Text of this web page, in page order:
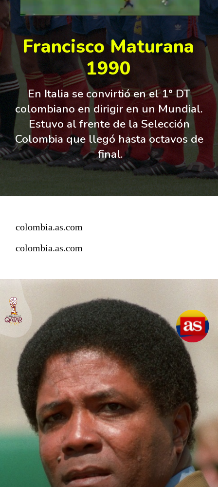
En Italia se convirtió en el 1° DT
colombiano en dirigir en un Mundial.
Estuvo al frente de la Selección
Colombia que llegó hasta octavos de
final.
Francisco Maturana
1990
colombia.as.com
colombia.as.com